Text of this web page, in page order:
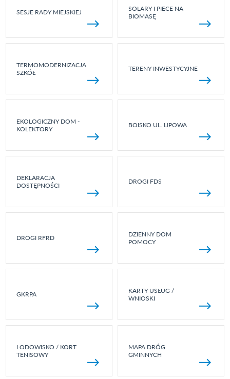
SESJE RADY MIEJSKIEJ
SOLARY I PIECE NA
BIOMASĘ
TERMOMODERNIZACJA
SZKÓŁ
TERENY INWESTYCYJNE
EKOLOGICZNY DOM -
KOLEKTORY
BOISKO UL. LIPOWA
DEKLARACJA
DOSTĘPNOŚCI
DROGI FDS
DROGI RFRD
DZIENNY DOM
POMOCY
GKRPA
KARTY USŁUG /
WNIOSKI
LODOWISKO / KORT
TENISOWY
MAPA DRÓG
GMINNYCH